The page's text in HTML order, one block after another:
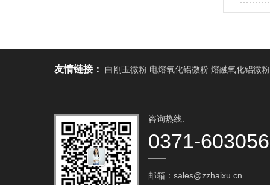
友情链接： 白刚玉微粉 电熔氧化铝微粉 熔融氧化铝微粉
咨询热线:
0371-
邮箱：sales@zzhaixu.cn